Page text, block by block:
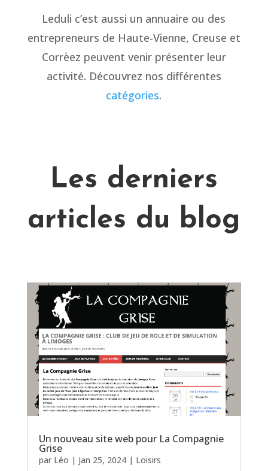
Leduli c’est aussi un annuaire ou des
entrepreneurs de Haute-Vienne, Creuse et
Corrèez peuvent venir présenter leur
activité. Découvrez nos différentes
catégories.
Les derniers
articles du blog
Un nouveau site web pour La Compagnie
Grise
par Léo | Jan 25, 2024| Loisirs